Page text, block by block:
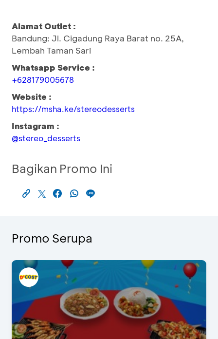
Alamat Outlet :
Bandung: Jl. Cigadung Raya Barat no. 25A,
Lembah Taman Sari
Whatsapp Service :
+628179005678
Website :
https://msha.ke/stereodesserts
Instagram :
@stereo_desserts
Bagikan Promo Ini
Promo Serupa